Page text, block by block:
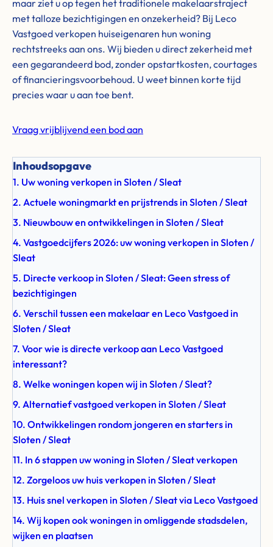
maar ziet u op tegen het traditionele makelaarstraject
met talloze bezichtigingen en onzekerheid? Bij Leco
Vastgoed verkopen huiseigenaren hun woning
rechtstreeks aan ons. Wij bieden u direct zekerheid met
een gegarandeerd bod, zonder opstartkosten, courtages
of financieringsvoorbehoud. U weet binnen korte tijd
precies waar u aan toe bent.
Vraag vrijblijvend een bod aan
Inhoudsopgave
1. Uw woning verkopen in Sloten / Sleat
2. Actuele woningmarkt en prijstrends in Sloten / Sleat
3. Nieuwbouw en ontwikkelingen in Sloten / Sleat
4. Vastgoedcijfers 2026: uw woning verkopen in Sloten /
Sleat
5. Directe verkoop in Sloten / Sleat: Geen stress of
bezichtigingen
6. Verschil tussen een makelaar en Leco Vastgoed in
Sloten / Sleat
7. Voor wie is directe verkoop aan Leco Vastgoed
interessant?
8. Welke woningen kopen wij in Sloten / Sleat?
9. Alternatief vastgoed verkopen in Sloten / Sleat
10. Ontwikkelingen rondom jongeren en starters in
Sloten / Sleat
11. In 6 stappen uw woning in Sloten / Sleat verkopen
12. Zorgeloos uw huis verkopen in Sloten / Sleat
13. Huis snel verkopen in Sloten / Sleat via Leco Vastgoed
14. Wij kopen ook woningen in omliggende stadsdelen,
wijken en plaatsen